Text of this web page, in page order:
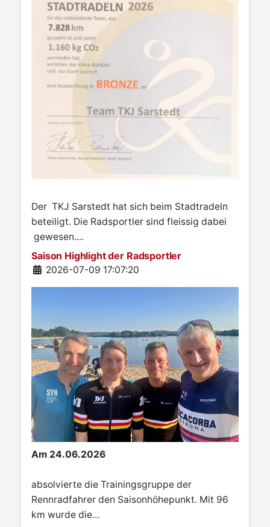
Der TKJ Sarstedt hat sich beim Stadtradeln
beteiligt. Die Radsportler sind fleissig dabei
gewesen....
Saison Highlight der Radsportler
Details
2026-07-09 17:07:20
Am 24.06.2026
absolvierte die Trainingsgruppe der
Rennradfahrer den Saisonhöhepunkt. Mit 96
km wurde die...